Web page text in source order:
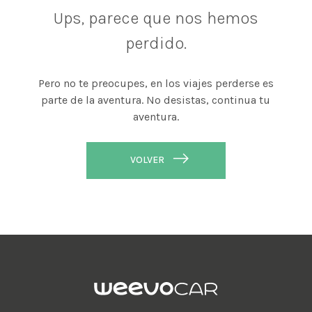
Ups, parece que nos hemos
perdido.
Pero no te preocupes, en los viajes perderse es
parte de la aventura. No desistas, continua tu
aventura.
VOLVER